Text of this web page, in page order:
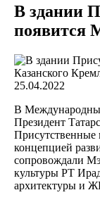
В здании
появится
25.04.2022
В
Президент
Присутственные
концепцией
сопровождали
культуры РТ
архитектуры и